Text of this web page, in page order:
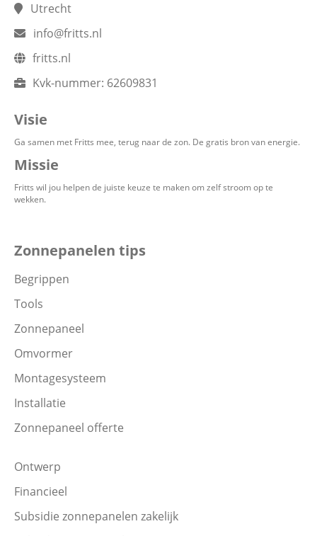
Utrecht
info@fritts.nl
fritts.nl
Kvk-nummer: 62609831
Visie
Ga samen met Fritts mee, terug naar de zon. De gratis bron van energie.
Missie
Fritts wil jou helpen de juiste keuze te maken om zelf stroom op te
wekken.
Zonnepanelen tips
Begrippen
Tools
Zonnepaneel
Omvormer
Montagesysteem
Installatie
Zonnepaneel offerte
Ontwerp
Financieel
Subsidie zonnepanelen zakelijk